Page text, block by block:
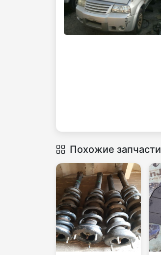
Похожие запчасти